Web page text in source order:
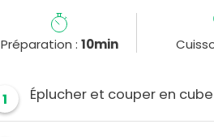
Préparation : 10min
1 Éplucher et couper en